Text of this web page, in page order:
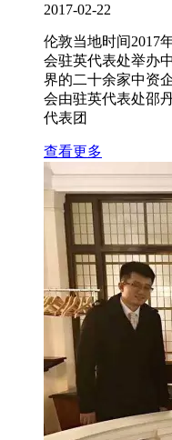
2017-02-22
伦敦当地时间2017
会驻英代表处举办
界的二十余家中资
会由驻英代表处邵
代表团
查看更多